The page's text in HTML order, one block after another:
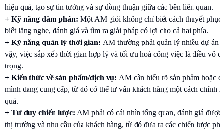
hiệu quả, tạo sự tin tưởng và sự đồng thuận giữa các bên liên quan.
+ Kỹ năng đàm phán: Một AM giỏi không chỉ biết cách thuyết
biết lắng nghe, đánh giá và tìm ra giải pháp có lợi cho cả hai phía.
+ Kỹ năng quản lý thời gian: AM thường phải quản lý nhiều dự
vậy, việc sắp xếp thời gian hợp lý và tối ưu hoá công việc là điều vô
trọng.
+ Kiến thức về sản phẩm/dịch vụ: AM cần hiểu rõ sản phẩm hoặc
mình đang cung cấp, từ đó có thể tư vấn khách hàng một cách chính
quả.
+ Tư duy chiến lược: AM phải có cái nhìn tổng quan, đánh giá
thị trường và nhu cầu của khách hàng, từ đó đưa ra các chiến lược